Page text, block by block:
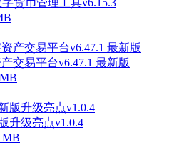
货币管理工具v6.15.3
交易平台v6.47.1 最新版
升级亮点v1.0.4
MB